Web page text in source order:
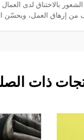
بالاختناق لدى العمال
من إرهاق العمل، ويحسّن
ذات